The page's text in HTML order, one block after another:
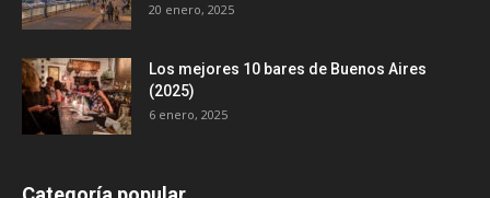
20 enero, 2025
Los mejores 10 bares de Buenos Aires
(2025)
6 enero, 2025